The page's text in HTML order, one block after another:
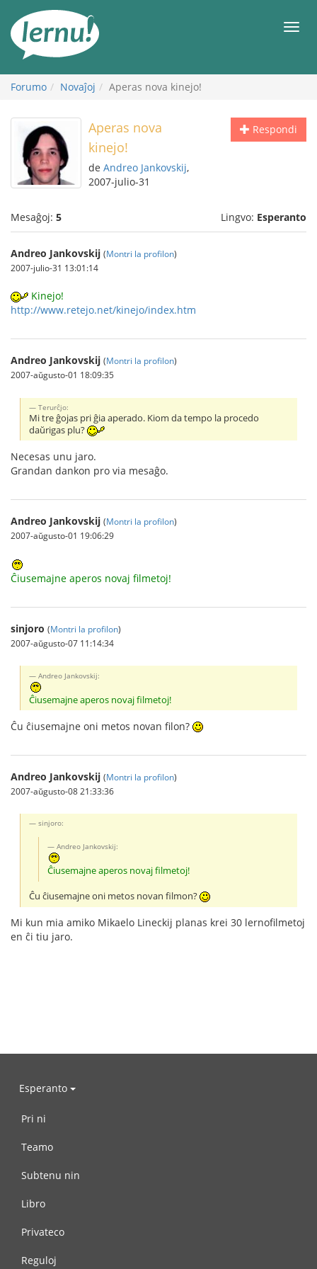
enhavo
Forumo Novaĵoj Aperas nova kinejo!
Respondi
Aperas nova
kinejo!
de Andreo Jankovskij,
2007-julio-31
Mesaĝoj: 5 Lingvo: Esperanto
Andreo Jankovskij (Montri la profilon)
2007-julio-31 13:01:14
Kinejo!
http://www.retejo.net/kinejo/index.htm
Andreo Jankovskij (Montri la profilon)
2007-aŭgusto-01 18:09:35
Terurĉjo:
Mi tre ĝojas pri ĝia aperado. Kiom da tempo la procedo
daŭrigas plu?
Necesas unu jaro.
Grandan dankon pro via mesaĝo.
Andreo Jankovskij (Montri la profilon)
2007-aŭgusto-01 19:06:29
Ĉiusemajne aperos novaj filmetoj!
sinjoro (Montri la profilon)
2007-aŭgusto-07 11:14:34
Andreo Jankovskij:
Ĉiusemajne aperos novaj filmetoj!
Ĉu ĉiusemajne oni metos novan filon?
Andreo Jankovskij (Montri la profilon)
2007-aŭgusto-08 21:33:36
sinjoro:
Andreo Jankovskij:
Ĉiusemajne aperos novaj filmetoj!
Ĉu ĉiusemajne oni metos novan filmon?
Mi kun mia amiko Mikaelo Lineckij planas krei 30 lernofilmetoj
en ĉi tiu jaro.
Esperanto
Pri ni
Teamo
Subtenu nin
Libro
Privateco
Reguloj